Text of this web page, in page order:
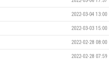
2022-03-04 13:00
2022-03-03 15:00
2022-02-28 08:00
2022-02-28 07:59